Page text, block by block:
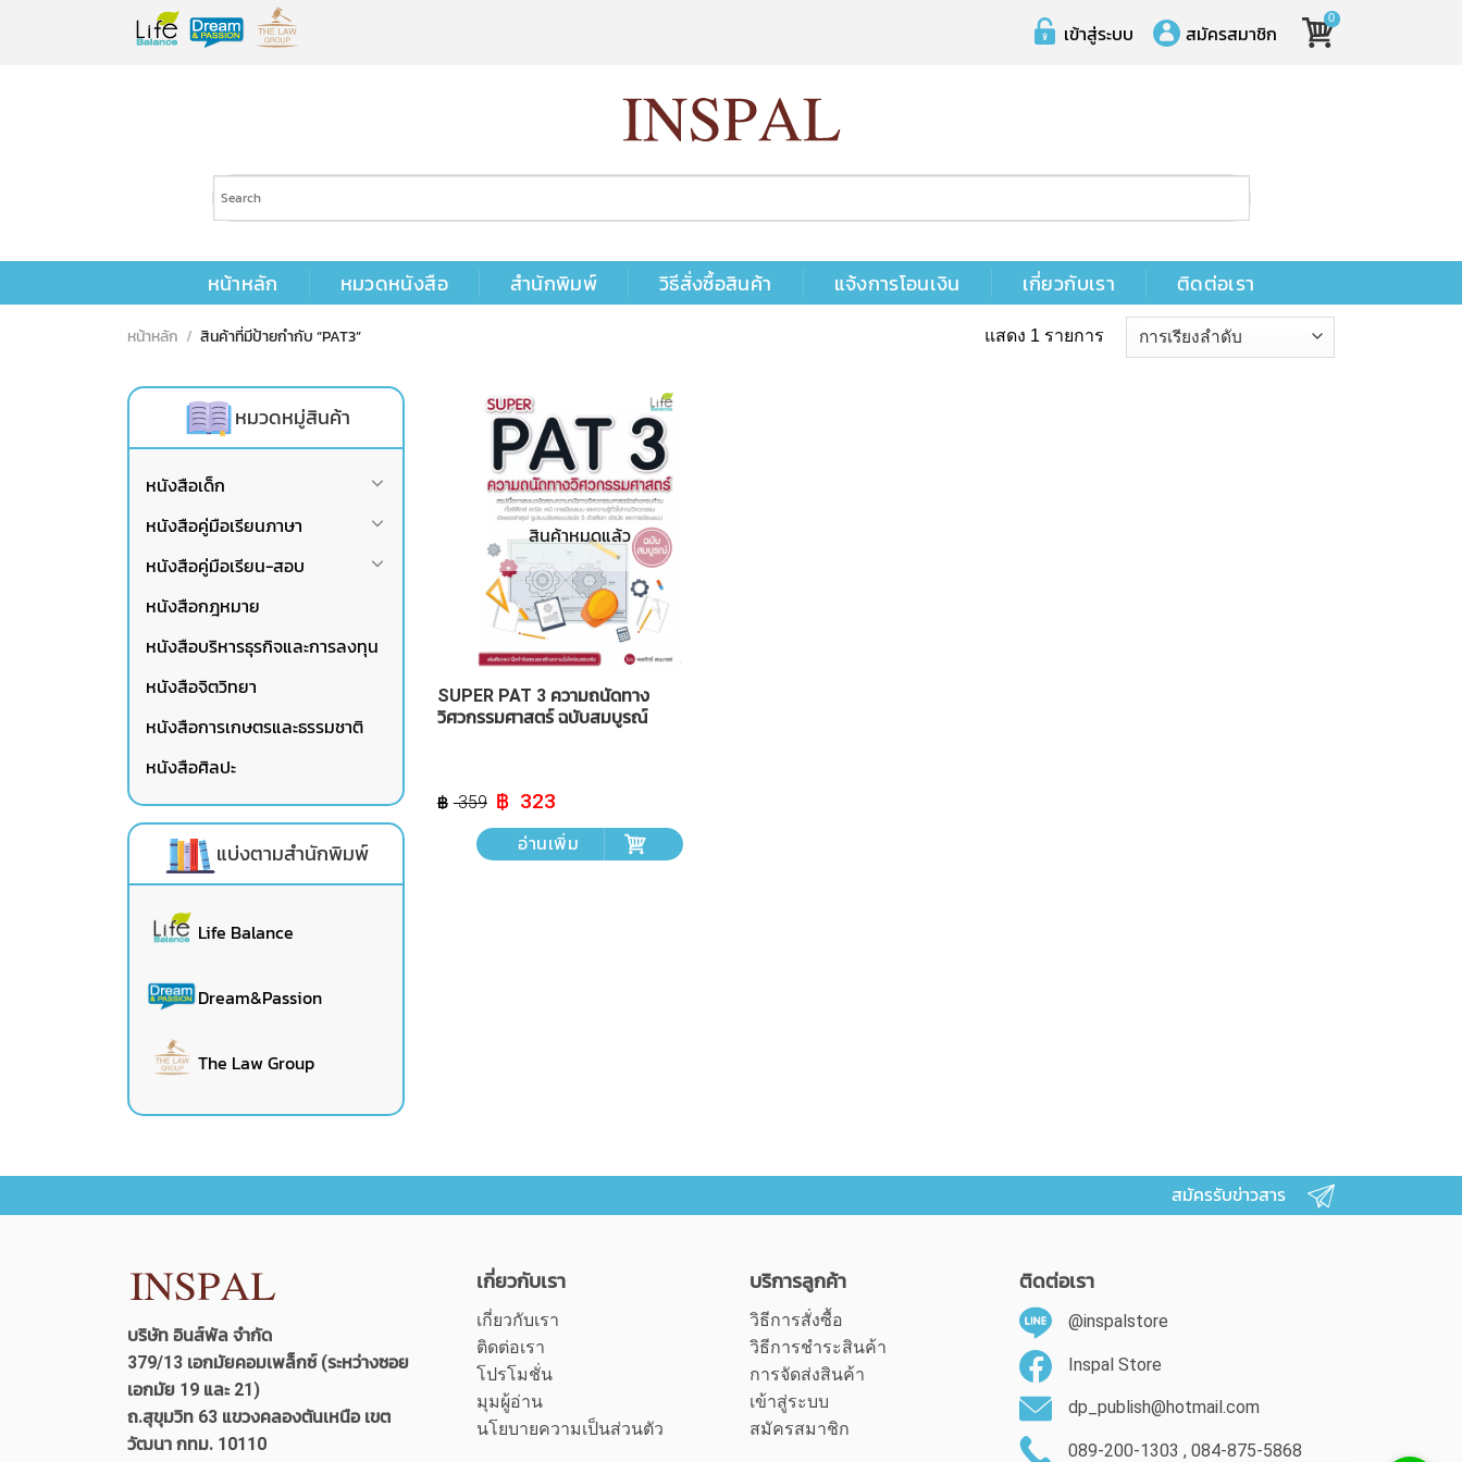
เข้าสู่ระบบ สมัครสมาชิก
0
หน้าหลัก หมวดหนังสือ สำนักพิมพ์ วิธีสั่งซื้อสินค้า แจ้งการโอนเงิน เกี่ยวกับเรา ติดต่อเรา
หน้าหลัก / สินค้าที่มีป้ายกำกับ “PAT3” แสดง 1 รายการ
หมวดหมู่สินค้า
หนังสือเด็ก
หนังสือคู่มือเรียนภาษา
หนังสือคู่มือเรียน-สอบ
หนังสือกฎหมาย
หนังสือบริหารธุรกิจและการลงทุน
หนังสือจิตวิทยา
หนังสือการเกษตรและธรรมชาติ
หนังสือศิลปะ
แบ่งตามสำนักพิมพ์
Life Balance
Dream&Passion
The Law Group
สินค้าหมดแล้ว
SUPER PAT 3 ความถนัดทาง
วิศวกรรมศาสตร์ ฉบับสมบูรณ์
359 Original
price
was:
฿ 359.
323Current
price
is:
฿ 323.
อ่านเพิ่ม
สมัครรับข่าวสาร
บริษัท อินส์พัล จำกัด
379/13 เอกมัยคอมเพล็กซ์ (ระหว่างซอย
เอกมัย 19 และ 21)
ถ.สุขุมวิท 63 แขวงคลองตันเหนือ เขต
วัฒนา กทม. 10110
เกี่ยวกับเรา
เกี่ยวกับเรา
ติดต่อเรา
โปรโมชั่น
มุมผู้อ่าน
นโยบายความเป็นส่วนตัว
บริการลูกค้า
วิธีการสั่งซื้อ
วิธีการชำระสินค้า
การจัดส่งสินค้า
เข้าสู่ระบบ
สมัครสมาชิก
ติดต่อเรา
@inspalstore
Inspal Store
dp_publish@hotmail.com
089-200-1303 , 084-875-5868